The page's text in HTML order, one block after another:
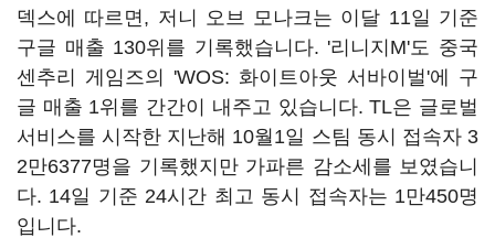
덱스에 따르면, 저니 오브 모나크는 이달 11일 기준
구글 매출 130위를 기록했습니다. '리니지M'도 중국
센추리 게임즈의 'WOS: 화이트아웃 서바이벌'에 구
글 매출 1위를 간간이 내주고 있습니다. TL은 글로벌
서비스를 시작한 지난해 10월1일 스팀 동시 접속자 3
2만6377명을 기록했지만 가파른 감소세를 보였습니
다. 14일 기준 24시간 최고 동시 접속자는 1만450명
입니다.